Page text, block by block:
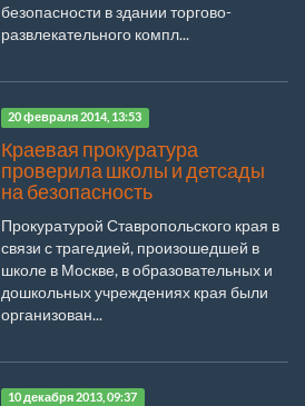
безопасности в здании торгово-
развлекательного компл...
20 февраля 2014, 13:53
Краевая прокуратура
проверила школы и детсады
на безопасность
Прокуратурой Ставропольского края в
связи с трагедией, произошедшей в
школе в Москве, в образовательных и
дошкольных учреждениях края были
организован...
10 декабря 2013, 09:37